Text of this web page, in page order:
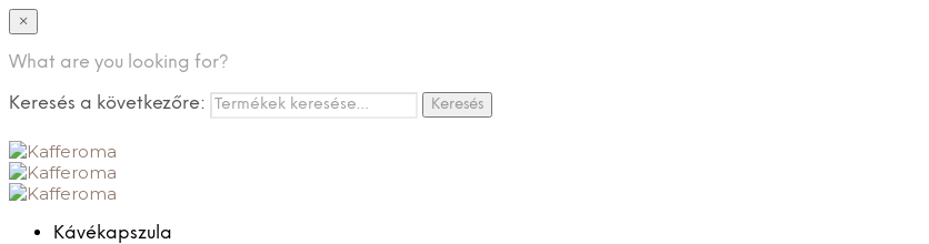
×
What are you looking for?
Keresés a következőre: Keresés
Kávékapszula